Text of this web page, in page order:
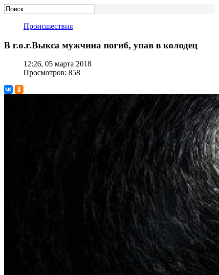
Происшествия
В г.о.г.Выкса мужчина погиб, упав в колодец
12:26, 05 марта 2018
Просмотров: 858